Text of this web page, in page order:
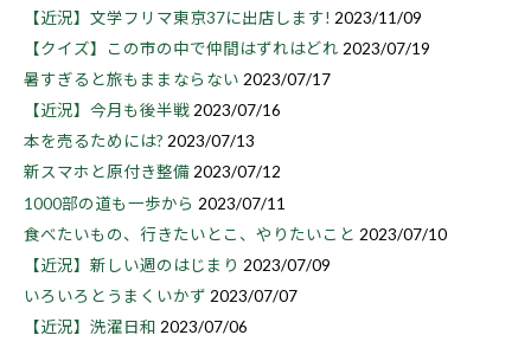
【近況】文学フリマ東京37に出店します! 2023/11/09
【クイズ】この市の中で仲間はずれはどれ 2023/07/19
暑すぎると旅もままならない 2023/07/17
【近況】今月も後半戦 2023/07/16
本を売るためには? 2023/07/13
新スマホと原付き整備2023/07/12
1000部の道も一歩から 2023/07/11
食べたいもの、行きたいとこ、やりたいこと 2023/07/10
【近況】新しい週のはじまり 2023/07/09
いろいろとうまくいかず 2023/07/07
【近況】洗濯日和 2023/07/06